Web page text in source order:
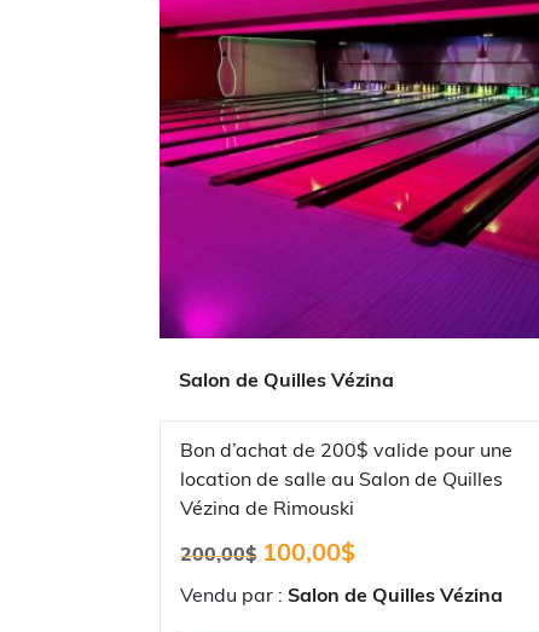
Salon de Quilles Vézina
Bon d’achat de 200$ valide pour une
location de salle au Salon de Quilles
Vézina de Rimouski
200,00$
Le
initial
100,00$
actuel
Vendu par : Salon de Quilles Vézina